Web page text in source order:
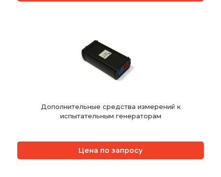
Дополнительные средства измерений к
испытательным генераторам
Цена по запросу